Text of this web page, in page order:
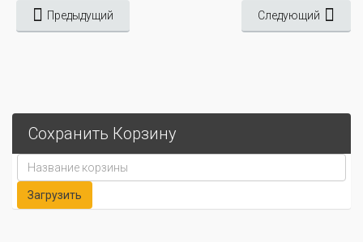
Предыдущий Следующий
Сохранить Корзину